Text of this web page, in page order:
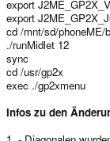
export
export
cd /mnt/sd/phoneME/
./runMidlet 12
sync
cd /usr/gp2x
exec ./gp2xmenu
Infos zu den